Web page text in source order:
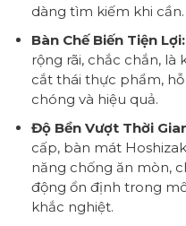
dàng tìm kiếm khi cần.
Bàn Chế Biến Tiện Lợi:
rộng rãi, chắc chắn, là
cắt thái thực phẩm,
chóng và hiệu quả.
Độ Bền Vượt Thời
cấp, bàn mát
năng chống ăn mòn,
động ổn định trong
khắc nghiệt.